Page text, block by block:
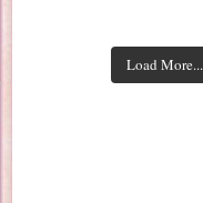
Load More...